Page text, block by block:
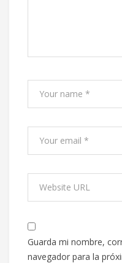
Guarda mi nombre,
navegador para la